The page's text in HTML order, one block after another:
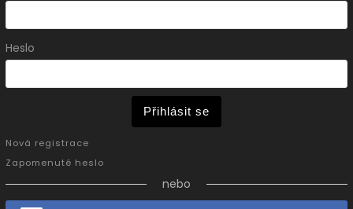
Heslo
Přihlásit se
Nová registrace
Zapomenuté heslo
nebo